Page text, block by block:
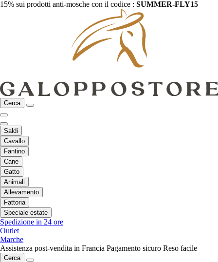
15% sui prodotti anti-mosche con il codice : SUMMER-FLY15
Cerca
Saldi
Cavallo
Fantino
Cane
Gatto
Animali
Allevamento
Fattoria
Speciale estate
Spedizione in 24 ore
Outlet
Marche
Assistenza post-vendita in Francia Pagamento sicuro Reso facile
Cerca